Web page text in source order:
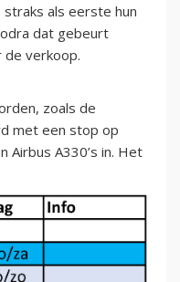
straks als eerste hun
dat gebeurt
de verkoop.
zoals de
met een stop op
Airbus A330’s in. Het